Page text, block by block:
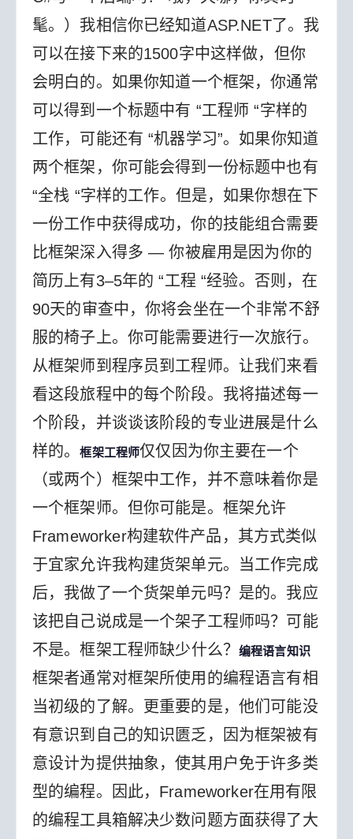
髦。）我相信你已经知道ASP.NET了。我
可以在接下来的1500字中这样做，但你
会明白的。 如果你知道一个框架，你通常
可以得到一个标题中有 “工程师 “字样的
工作，可能还有 “机器学习”。如果你知道
两个框架，你可能会得到一份标题中也有
“全栈 “字样的工作。但是，如果你想在下
一份工作中获得成功，你的技能组合需要
比框架深入得多 — 你被雇用是因为你的
简历上有3–5年的 “工程 “经验。否则，在
90天的审查中，你将会坐在一个非常不舒
服的椅子上。 你可能需要进行一次旅行。
从框架师到程序员到工程师。让我们来看
看这段旅程中的每个阶段。我将描述每一
个阶段，并谈谈该阶段的专业进展是什么
样的。框架工程师仅仅因为你主要在一个
（或两个）框架中工作，并不意味着你是
一个框架师。但你可能是。 框架允许
Frameworker构建软件产品，其方式类似
于宜家允许我构建货架单元。当工作完成
后，我做了一个货架单元吗？是的。我应
该把自己说成是一个架子工程师吗？可能
不是。框架工程师缺少什么？ 编程语言知识
框架者通常对框架所使用的编程语言有相
当初级的了解。更重要的是，他们可能没
有意识到自己的知识匮乏，因为框架被有
意设计为提供抽象，使其用户免于许多类
型的编程。因此，Frameworker在用有限
的编程工具箱解决少数问题方面获得了大